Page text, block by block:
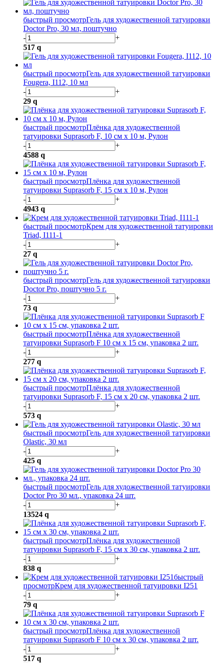
быстрый просмотрГель для художественной татуировки
Doctor Pro, 30 мл, поштучно
-
+
517 q
быстрый просмотрГель для художественной татуировки
Fougera, I112, 10 мл
-
+
29 q
быстрый просмотрПлёнка для художественной
татуировки Suprasorb F, 10 см х 10 м, Рулон
-
+
4588 q
быстрый просмотрПлёнка для художественной
татуировки Suprasorb F, 15 см х 10 м, Рулон
-
+
4943 q
быстрый просмотрКрем для художественной татуировки
Triad, I111-1
-
+
27 q
быстрый просмотрГель для художественной татуировки
Doctor Pro, поштучно 5 г.
-
+
73 q
быстрый просмотрПлёнка для художественной
татуировки Suprasorb F 10 см х 15 см, упаковка 2 шт.
-
+
277 q
быстрый просмотрПлёнка для художественной
татуировки Suprasorb F, 15 см х 20 см, упаковка 2 шт.
-
+
573 q
быстрый просмотрГель для художественной татуировки
Olastic, 30 мл
-
+
425 q
быстрый просмотрГель для художественной татуировки
Doctor Pro 30 мл., упаковка 24 шт.
-
+
13524 q
быстрый просмотрПлёнка для художественной
татуировки Suprasorb F, 15 см х 30 см, упаковка 2 шт.
-
+
838 q
быстрый
просмотрКрем для художественной татуировки I251
-
+
79 q
быстрый просмотрПлёнка для художественной
татуировки Suprasorb F 10 см х 30 см, упаковка 2 шт.
-
+
517 q